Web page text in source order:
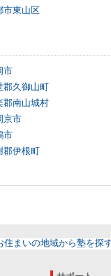
市東山区
市
郡久御山町
郡南山城村
京市
市
郡伊根町